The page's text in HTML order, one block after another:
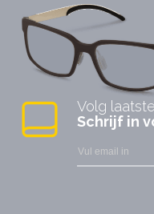
Volg
Schrijf in